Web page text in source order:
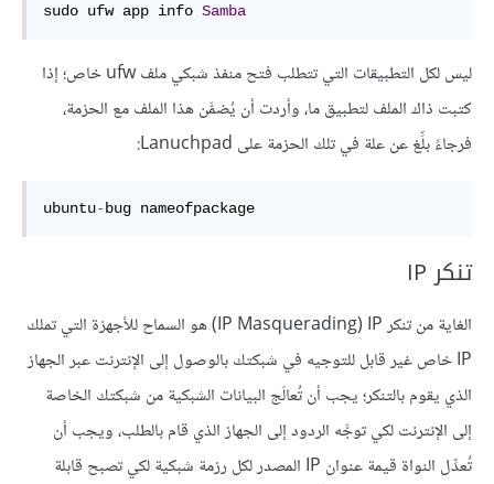
sudo ufw app info Samba
ليس لكل التطبيقات التي تتطلب فتح منفذ شبكي ملف ufw خاص؛ إذا
كتبت ذاك الملف لتطبيق ما، وأردت أن يُضمَّن هذا الملف مع الحزمة،
فرجاءً بلِّغ عن علة في تلك الحزمة على Lanuchpad:
ubuntu-bug nameofpackage
تنكر IP
الغاية من تنكر IP‏ (IP Masquerading) هو السماح للأجهزة التي تملك
IP خاص غير قابل للتوجيه في شبكتك بالوصول إلى الإنترنت عبر الجهاز
الذي يقوم بالتنكر؛ يجب أن تُعالَج البيانات الشبكية من شبكتك الخاصة
إلى الإنترنت لكي توجَّه الردود إلى الجهاز الذي قام بالطلب، ويجب أن
تُعدِّل النواة قيمة عنوان IP المصدر لكل رزمة شبكية لكي تصبح قابلة